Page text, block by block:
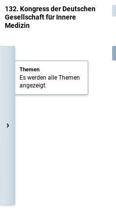
132. Kongress der Deutschen
Gesellschaft für Innere
Medizin
›
Themen
Es werden alle Themen
angezeigt.